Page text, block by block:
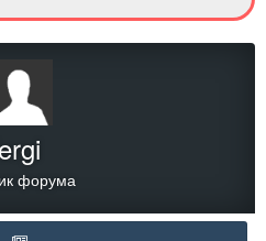
форума